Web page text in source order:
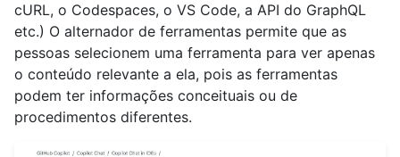
cURL, o Codespaces, o VS Code, a API do GraphQL
etc.) O alternador de ferramentas permite que as
pessoas selecionem uma ferramenta para ver apenas
o conteúdo relevante a ela, pois as ferramentas
podem ter informações conceituais ou de
procedimentos diferentes.